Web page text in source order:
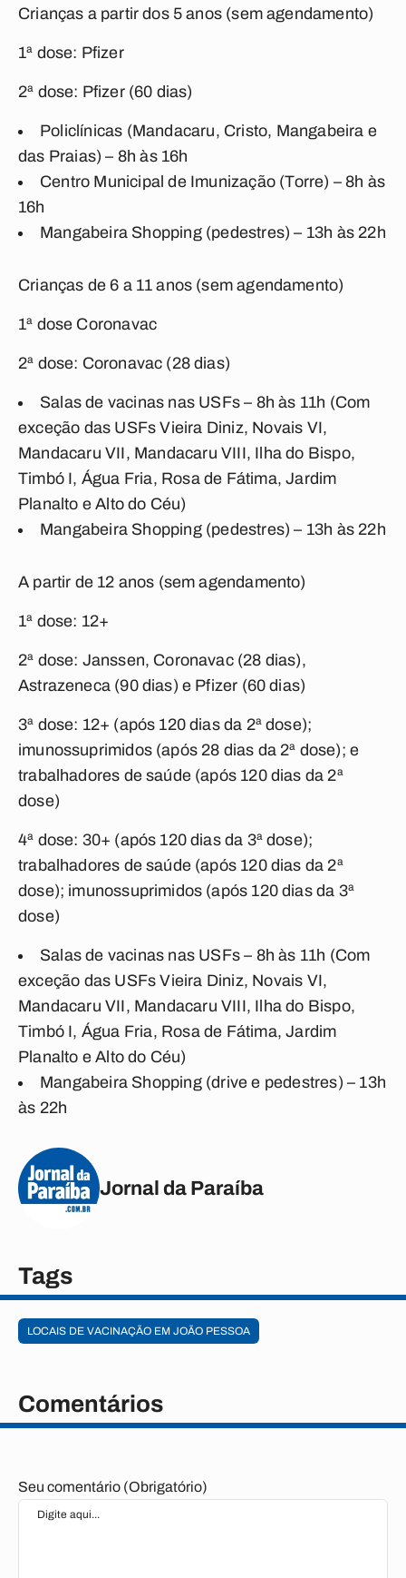
Crianças a partir dos 5 anos (sem agendamento)
1ª dose: Pfizer
2ª dose: Pfizer (60 dias)
Policlínicas (Mandacaru, Cristo, Mangabeira e
das Praias) – 8h às 16h
Centro Municipal de Imunização (Torre) – 8h às
16h
Mangabeira Shopping (pedestres) – 13h às 22h
Crianças de 6 a 11 anos (sem agendamento)
1ª dose Coronavac
2ª dose: Coronavac (28 dias)
Salas de vacinas nas USFs – 8h às 11h (Com
exceção das USFs Vieira Diniz, Novais VI,
Mandacaru VII, Mandacaru VIII, Ilha do Bispo,
Timbó I, Água Fria, Rosa de Fátima, Jardim
Planalto e Alto do Céu)
Mangabeira Shopping (pedestres) – 13h às 22h
A partir de 12 anos (sem agendamento)
1ª dose: 12+
2ª dose: Janssen, Coronavac (28 dias),
Astrazeneca (90 dias) e Pfizer (60 dias)
3ª dose: 12+ (após 120 dias da 2ª dose);
imunossuprimidos (após 28 dias da 2ª dose); e
trabalhadores de saúde (após 120 dias da 2ª
dose)
4ª dose: 30+ (após 120 dias da 3ª dose);
trabalhadores de saúde (após 120 dias da 2ª
dose); imunossuprimidos (após 120 dias da 3ª
dose)
Salas de vacinas nas USFs – 8h às 11h (Com
exceção das USFs Vieira Diniz, Novais VI,
Mandacaru VII, Mandacaru VIII, Ilha do Bispo,
Timbó I, Água Fria, Rosa de Fátima, Jardim
Planalto e Alto do Céu)
Mangabeira Shopping (drive e pedestres) – 13h
às 22h
Jornal da Paraíba
Tags
LOCAIS DE VACINAÇÃO EM JOÃO PESSOA
Comentários
Seu comentário (Obrigatório)